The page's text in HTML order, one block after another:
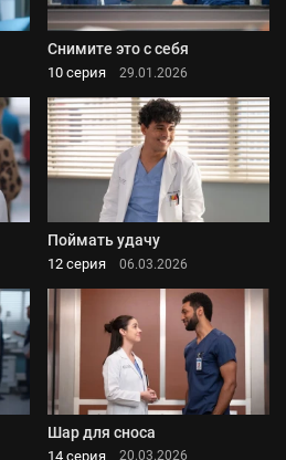
Снимите это с себя
10 серия 29.01.2026
Поймать удачу
12 серия 06.03.2026
Шар для сноса
14 серия 20.03.2026